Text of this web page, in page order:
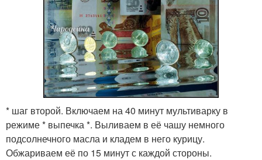
* шаг второй. Включаем на 40 минут мультиварку в
режиме * выпечка *. Выливаем в её чашу немного
подсолнечного масла и кладем в него курицу.
Обжариваем её по 15 минут с каждой стороны.